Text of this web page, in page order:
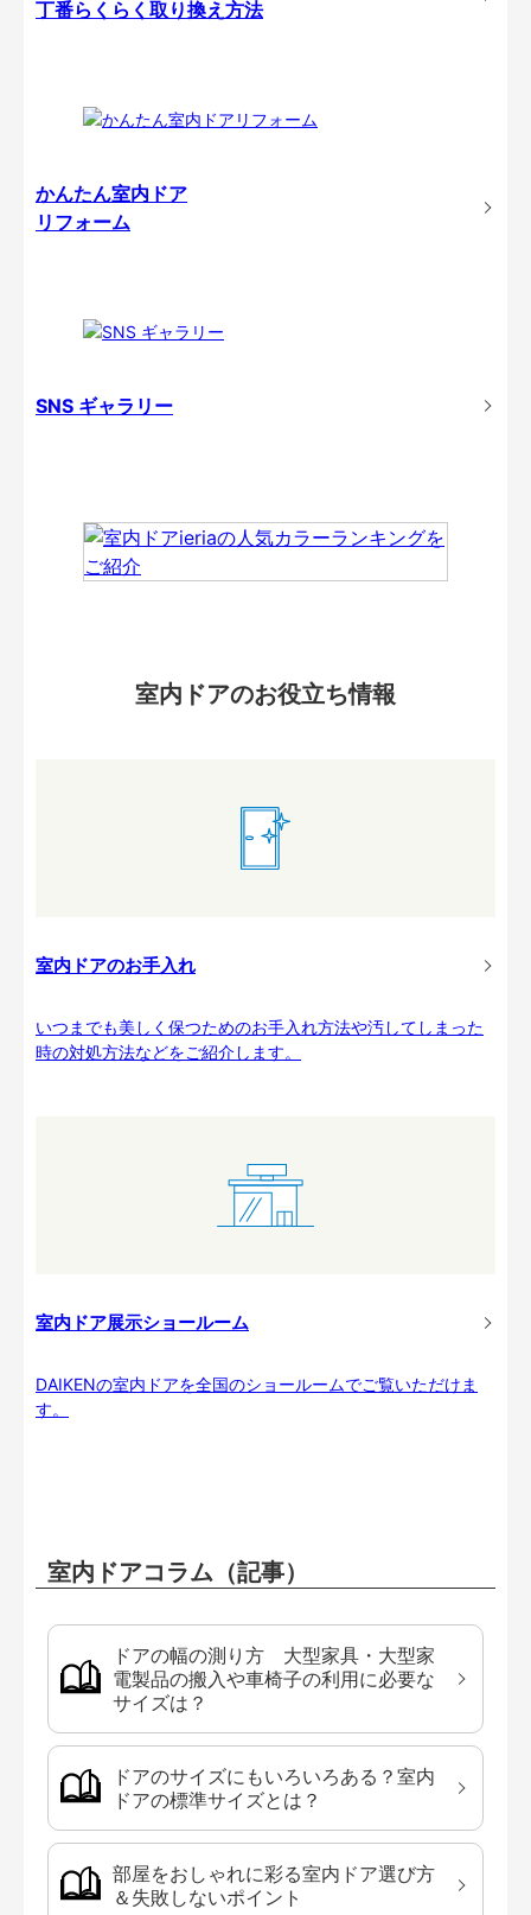
丁番らくらく取り換え方法
かんたん室内ドア
リフォーム
SNS ギャラリー
室内ドアのお役立ち情報
室内ドアのお手入れ
いつまでも美しく保つためのお手入れ方法や汚してしまった
時の対処方法などをご紹介します。
室内ドア展示ショールーム
DAIKENの室内ドアを全国のショールームでご覧いただけま
す。
室内ドアコラム（記事）
ドアの幅の測り方 大型家具・大型家
電製品の搬入や車椅子の利用に必要な
サイズは？
ドアのサイズにもいろいろある？室内
ドアの標準サイズとは？
部屋をおしゃれに彩る室内ドア選び方
＆失敗しないポイント